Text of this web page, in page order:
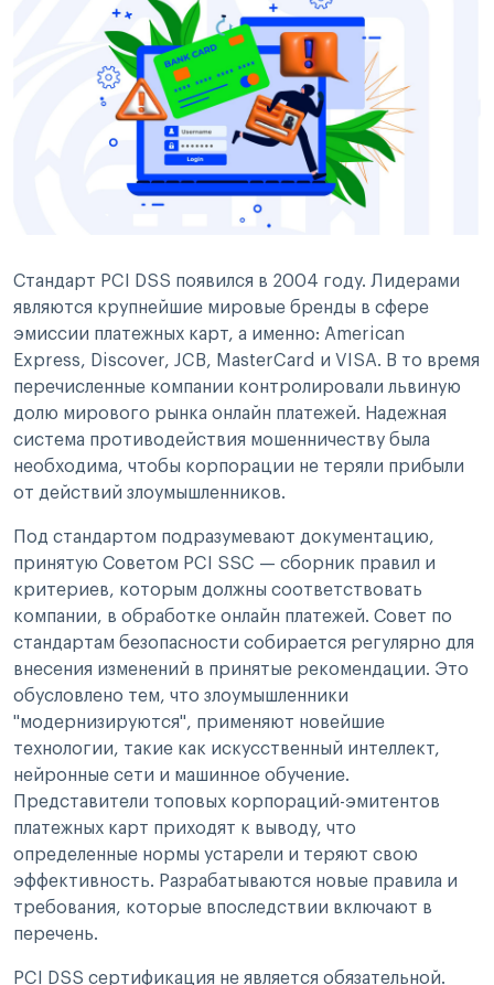
Стандарт PCI DSS появился в 2004 году. Лидерами
являются крупнейшие мировые бренды в сфере
эмиссии платежных карт, а именно: American
Express, Discover, JCB, MasterCard и VISA. В то время
перечисленные компании контролировали львиную
долю мирового рынка онлайн платежей. Надежная
система противодействия мошенничеству была
необходима, чтобы корпорации не теряли прибыли
от действий злоумышленников.
Под стандартом подразумевают документацию,
принятую Советом PCI SSC — сборник правил и
критериев, которым должны соответствовать
компании, в обработке онлайн платежей. Совет по
стандартам безопасности собирается регулярно для
внесения изменений в принятые рекомендации. Это
обусловлено тем, что злоумышленники
"модернизируются", применяют новейшие
технологии, такие как искусственный интеллект,
нейронные сети и машинное обучение.
Представители топовых корпораций-эмитентов
платежных карт приходят к выводу, что
определенные нормы устарели и теряют свою
эффективность. Разрабатываются новые правила и
требования, которые впоследствии включают в
перечень.
PCI DSS сертификация не является обязательной.